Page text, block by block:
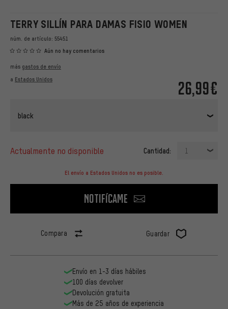
TERRY SILLÍN PARA DAMAS FISIO WOMEN
núm. de artículo: 55451
Aún no hay comentarios
26,99€
más gastos de envío
a Estados Unidos
black
actualmente no disponible Cantidad: 1
El envío a Estados Unidos no es posible.
Notifícame
Compara Guardar
Envío en 1-3 días hábiles
100 días devolver
Devolución gratuita
Más de 25 años de experiencia